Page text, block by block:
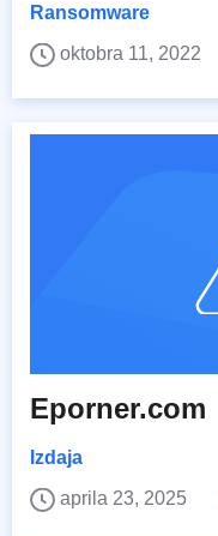
Ransomware
oktobra 11, 2022
Eporner.com
Izdaja
aprila 23, 2025